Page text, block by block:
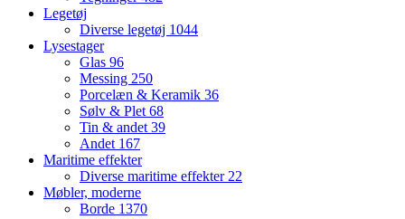
Legetøj
Diverse legetøj 1044
Lysestager
Glas 96
Messing 250
Porcelæn & Keramik 36
Sølv & Plet 68
Tin & andet 39
Andet 167
Maritime effekter
Diverse maritime effekter 22
Møbler, moderne
Borde 1370